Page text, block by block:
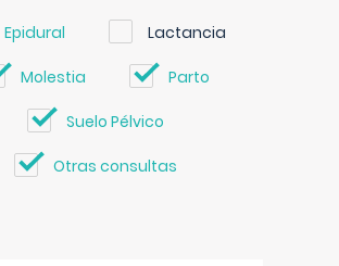
Epidural Lactancia
Molestia Parto
Suelo Pélvico
Otras consultas